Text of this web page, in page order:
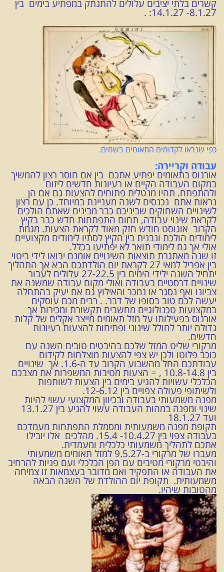
קשרים בלתי יציבים עלולים להתנתק במפתיע בימים בין
8.1.27- 14.1.27: .
כפי שנראו לקדומים התאומים בשמים.
עבודה וקריירה:
אורנוס בתאומים יפתיע אתכם בין אם חוסר רצון להמשיך
במקום העבודה הקיים או רעיונות חדשים ליזום
ולהתפתח. תהיו מנטלית פתוחים להצעות גם אם הן
נראות אתם נכנסים לשנה מעניינת במיוחד. כן עם רצון
לשינויים השחוקים שביניכם כבר מבינים שאתם הולכים
לקראת שינוי עבודה, תחום התפתחות חדש כבר בקיץ
הקרוב אוגוסט חודש חזק מאוד לקראת הצעות. מגמת
לימודים הולכת ונבנית בין הקיץ לסתיו לימודים מקצועיים
אולי אך גם לימודי תואר לא יפתיעו בכלל.
זו שנה מאתגרת תוצאות השינויים אומנם יבואו לידי ביטוי
בין אפריל למאי 27 לקראת יום הולדתכם הבא אך התהליך
יתחיל השנה ילידי הימים בין 27-22.5 עלולים לעבור
שינויים דרסטיים בעבודה ואולי מקום עבודה שמשנה את
צביונו ואף נסגר או נמכר והאילוץ גם אם יעיק בהתחלה
יעשה לכם טוב בסופו של דבר. . רבים מכם עוסקים
במקצועות טכנולוגיים מחשבים תקשורת ומכירות אך
אורנוס בפעילותו על מזל תאומים מייצר אקלים של קלות
גדולה יותר לחולל שינוני ופתיחות להצעות רעיונות
חדשים.
מרקורי שליט המזל שלכם בהיבטים טובים השנה עם
כוכב פלוטו ולכן יש צפי להצעות מוצלחות לקידום
עבודתכם החל מהשבוע הקרוב עד ה-1.6. אך שינויים
בין 10.8-14.8 , = הצעות מטיבות המשפרות את מצבכם
הכלכלי עשויות להגיע בימים בין הצעות לשותפות
ולשיתופי פעולה צפויים בין 12-6.12.
מפנה משמעותי בעבודה ובכיוון המקצועי עשוי להיות
שינוי ומפנה במהות העבודה עשוי להגיע בין 13.1.27
ועד 18.1.27
תקופת מפנה משמעותית ומסמלת התפתחות מעמדכם
בעבודה צפוי בין 10.4.27- 15.4. מהלכים אלו יובילו
אתכם לתהליך משמעותי כלכלית ומעמדית.
מעברו של מרקורי ב-9.5.27 למזל תאומים משמעותי
והיבטי מרקורי מטיבים עם הפן הכלכלי ועם פניות להרחיב
את העבודה או התפקיד ואם מדובר בעצמאות זו צמיחה
משמעותית. תקופת יום ההולדת של השנה הבאה
מהטובות שיהיו.